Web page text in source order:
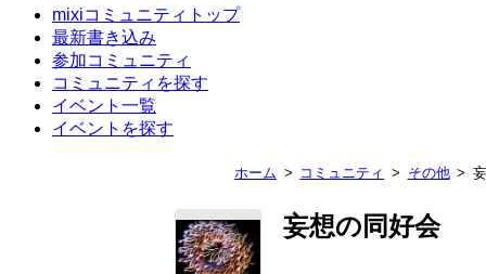
mixiコミュニティトップ
最新書き込み
参加コミュニティ
コミュニティを探す
イベント一覧
イベントを探す
ホーム コミュニティ その他
妄想の同好会